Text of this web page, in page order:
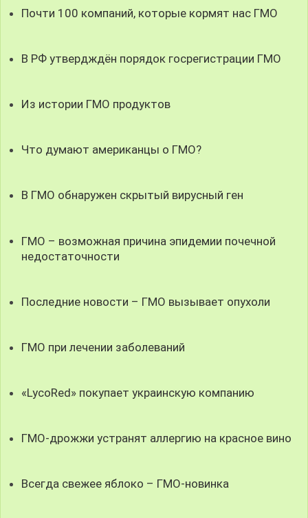
Почти 100 компаний, которые кормят нас ГМО
В РФ утвердждён порядок госрегистрации ГМО
Из истории ГМО продуктов
Что думают американцы о ГМО?
В ГМО обнаружен скрытый вирусный ген
ГМО – возможная причина эпидемии почечной
недостаточности
Последние новости – ГМО вызывает опухоли
ГМО при лечении заболеваний
«LycoRed» покупает украинскую компанию
ГМО-дрожжи устранят аллергию на красное вино
Всегда свежее яблоко – ГМО-новинка